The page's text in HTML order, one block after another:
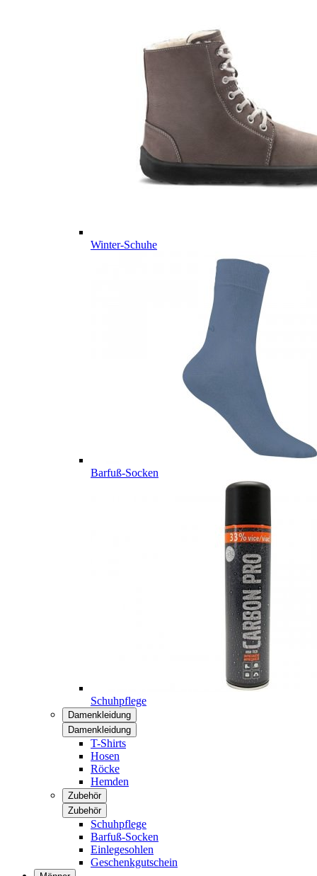
Winter-Schuhe
Barfuß-Socken
Schuhpflege
Damenkleidung
Damenkleidung
T-Shirts
Hosen
Röcke
Hemden
Zubehör
Zubehör
Schuhpflege
Barfuß-Socken
Einlegesohlen
Geschenkgutschein